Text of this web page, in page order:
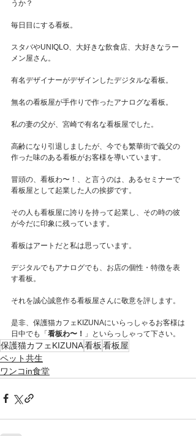
うか？
毎日目にする看板。
スタバやUNIQLO、大好きな飲食店、大好きなラー
メン屋さん。
有名デザイナーがデザインしたデジタルな看板。
無名の看板屋が手作りで作ったアナログな看板。
私の妻の父が、宮崎で有名な看板屋でした。
高齢になり引退しましたが、今でも繁華街で義父の
作った味のある看板がお客様を導いています。
冒頭の、看板わ〜！、と言うのは、あるセミナーで
看板屋として起業した人の挨拶です。
その人も看板屋に誇りを持って起業し、その時の彼
が今だに印象に残っています。
看板はアートだと私は思っています。
デジタルでもアナログでも、お店の個性・特徴を表
す看板。
それを誠心誠意作る看板屋さんに敬意を評します。
是非、保護猫カフェKIZUNAにいらっしゃるお客様は
日中でも「看板わ〜！ 」といらっしゃって下さい。
保護猫カフェKIZUNA看板 看板屋
ペット共生
ワンコin食堂